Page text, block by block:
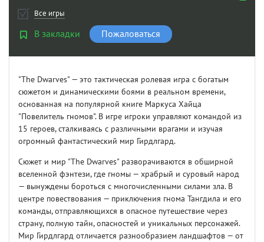
Все игры
В закладки Пожаловаться
"The Dwarves" — это тактическая ролевая игра с богатым
сюжетом и динамическими боями в реальном времени,
основанная на популярной книге Маркуса Хайца
"Повелитель гномов". В игре игроки управляют командой из
15 героев, сталкиваясь с различными врагами и изучая
огромный фантастический мир Гирдлгард.
Сюжет и мир "The Dwarves" разворачиваются в обширной
вселенной фэнтези, где гномы — храбрый и суровый народ
— вынуждены бороться с многочисленными силами зла. В
центре повествования — приключения гнома Тангдила и его
команды, отправляющихся в опасное путешествие через
страну, полную тайн, опасностей и уникальных персонажей.
Мир Гирдлгард отличается разнообразием ландшафтов — от